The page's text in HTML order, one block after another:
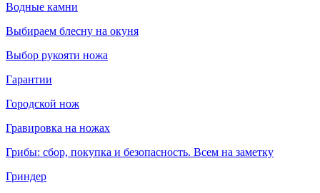
Водные камни
Выбираем блесну на окуня
Выбор рукояти ножа
Гарантии
Городской нож
Гравировка на ножах
Грибы: сбор, покупка и безопасность. Всем на заметку
Гриндер